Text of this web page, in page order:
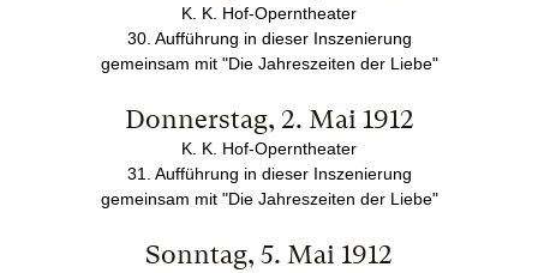
K. K. Hof-Operntheater
30. Aufführung in dieser Inszenierung
gemeinsam mit "Die Jahreszeiten der Liebe"
Donnerstag, 2. Mai 1912
K. K. Hof-Operntheater
31. Aufführung in dieser Inszenierung
gemeinsam mit "Die Jahreszeiten der Liebe"
Sonntag, 5. Mai 1912